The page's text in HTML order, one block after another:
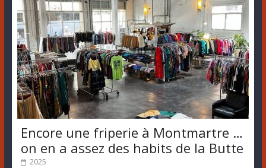
Encore une friperie à Montmartre …
on en a assez des habits de la Butte
2025